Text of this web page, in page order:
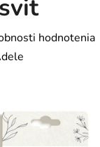
hodnotenia